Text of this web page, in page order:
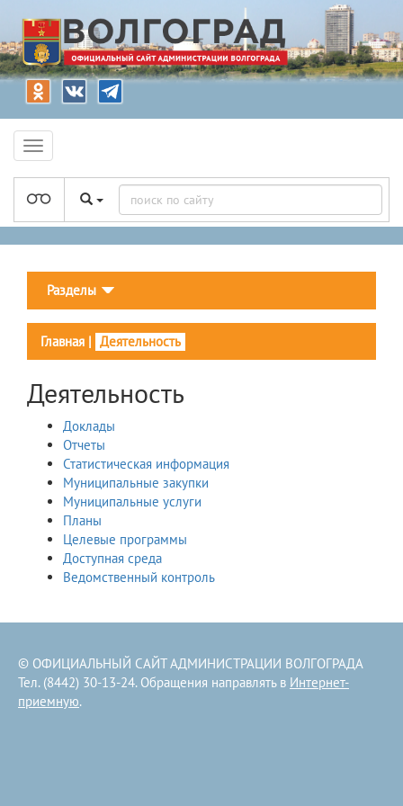
Разделы
Главная | Деятельность
Деятельность
Доклады
Отчеты
Статистическая информация
Муниципальные закупки
Муниципальные услуги
Планы
Целевые программы
Доступная среда
Ведомственный контроль
© ОФИЦИАЛЬНЫЙ САЙТ АДМИНИСТРАЦИИ ВОЛГОГРАДА
Тел. (8442) 30-13-24. Обращения направлять в Интернет-
приемную.